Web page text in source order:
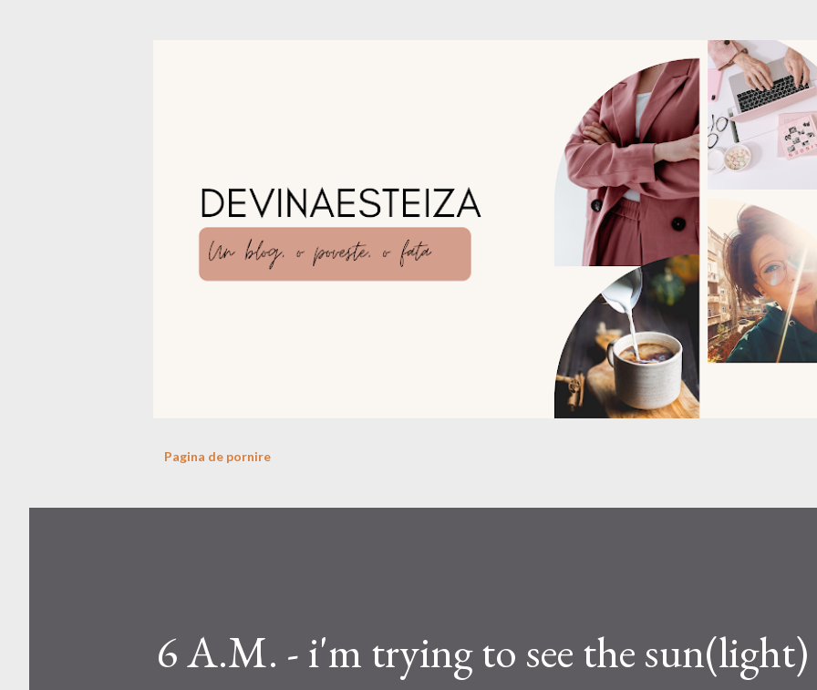
Pagina de pornire
6 A.M. - i'm trying to see the sun(light)